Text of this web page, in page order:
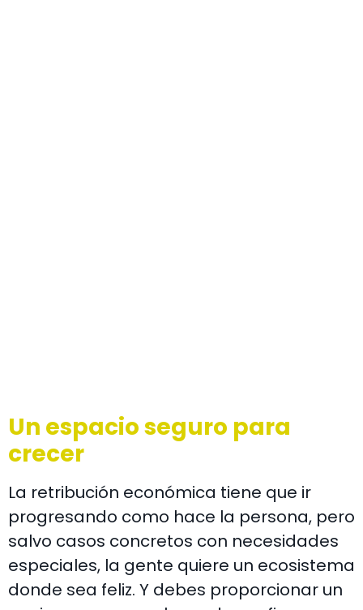
Un espacio seguro para
crecer
La retribución económica tiene que ir
progresando como hace la persona, pero
salvo casos concretos con necesidades
especiales, la gente quiere un ecosistema
donde sea feliz. Y debes proporcionar un